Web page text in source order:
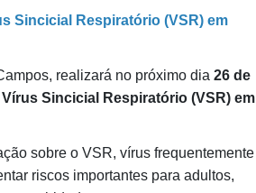
Sincicial Respiratório (VSR) em
realizará no próximo dia 26 de
Sincicial Respiratório (VSR) em
sobre o VSR, vírus frequentemente
riscos importantes para adultos,